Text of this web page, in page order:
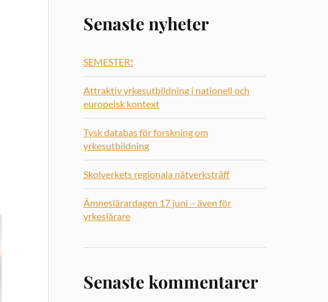
Senaste nyheter
SEMESTER!
Attraktiv yrkesutbildning i nationell och
europeisk kontext
Tysk databas för forskning om
yrkesutbildning
Skolverkets regionala nätverksträff
Ämneslärardagen 17 juni – även för
yrkeslärare
Senaste kommentarer